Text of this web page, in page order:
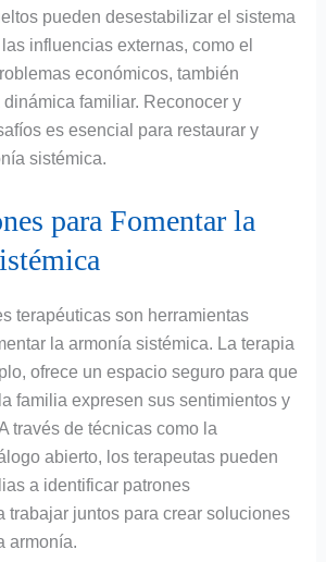
pueden desestabilizar el sistema
influencias externas, como el
económicos, también
familiar. Reconocer y
es esencial para restaurar y
sistémica.
para Fomentar la
terapéuticas son herramientas
la armonía sistémica. La terapia
ofrece un espacio seguro para que
familia expresen sus sentimientos y
través de técnicas como la
abierto, los terapeutas pueden
a identificar patrones
trabajar juntos para crear soluciones
armonía.